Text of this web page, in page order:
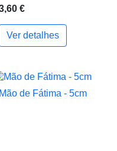
€
Ver detalhes
 Vista rápida
Mão de Fátima - 5cm